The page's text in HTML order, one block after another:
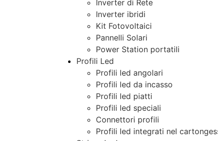
Inverter di Rete
Inverter ibridi
Kit Fotovoltaici
Pannelli Solari
Power Station portatili
Profili Led
Profili led angolari
Profili led da incasso
Profili led piatti
Profili led speciali
Connettori profili
Profili led integrati nel